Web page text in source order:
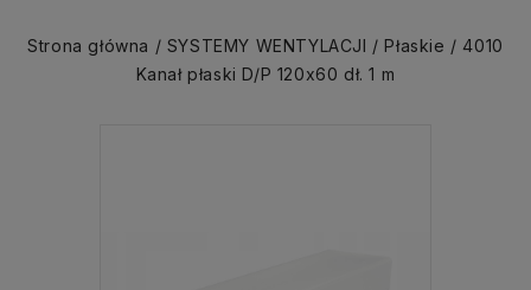
Strona główna SYSTEMY WENTYLACJI Płaskie
4010
Kanał płaski D/P 120x60 dł. 1 m